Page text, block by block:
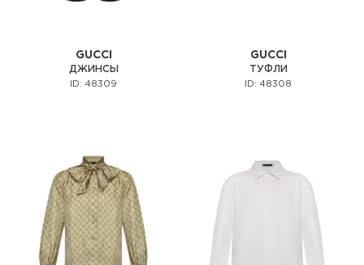
GUCCI
ДЖИНСЫ
ID: 48309
GUCCI
ТУФЛИ
ID: 48308